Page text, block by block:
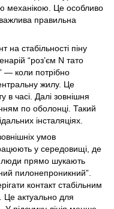
механікою. Це особливо
правильна
на стабільності піну
“роз’єм N тато
— коли потрібно
жилу. Це
в часі. Далі зовнішня
по оболонці. Такий
інсталяціях.
умов
у середовищі, де
люди прямо шукають
пилонепроникний”.
контакт стабільним
Це актуально для